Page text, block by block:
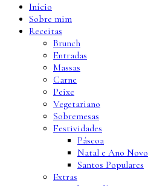
Início
Sobre mim
Receitas
Brunch
Entradas
Massas
Carne
Peixe
Vegetariano
Sobremesas
Festividades
Páscoa
Natal e Ano Novo
Santos Populares
Extras